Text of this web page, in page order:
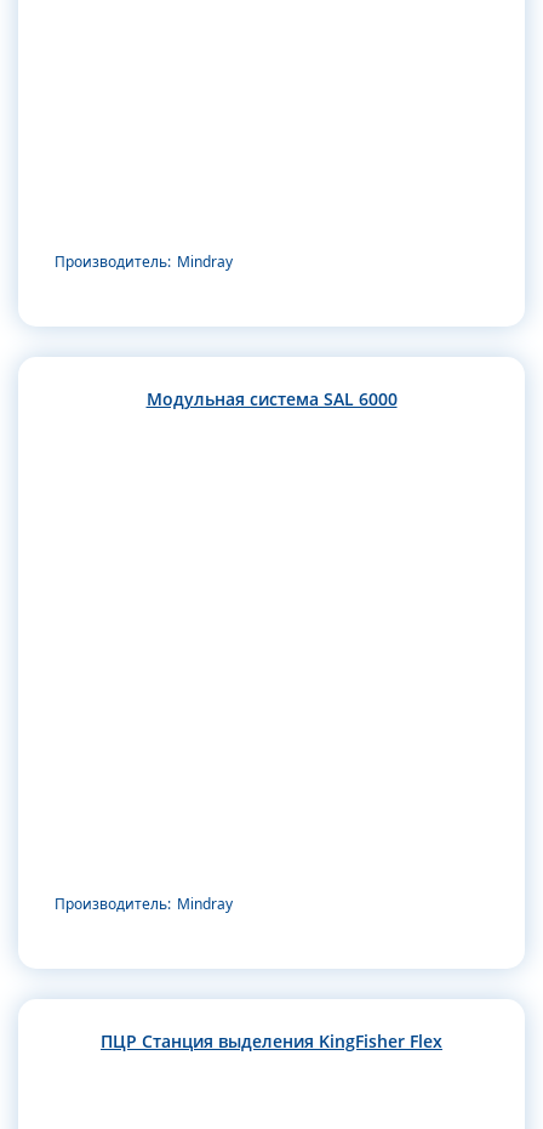
Производитель: Mindray
Модульная система SAL 6000
Производитель: Mindray
ПЦР Станция выделения KingFisher Flex